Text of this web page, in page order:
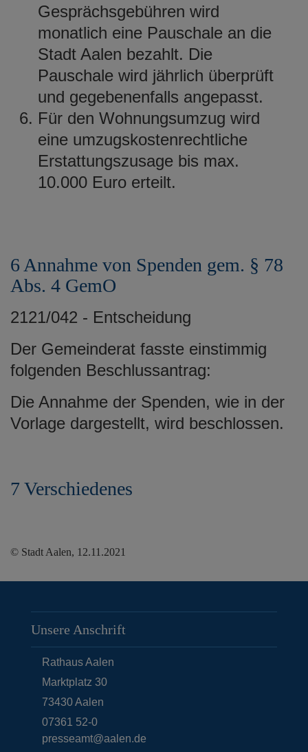
Gesprächsgebühren wird
monatlich eine Pauschale an die
Stadt Aalen bezahlt. Die
Pauschale wird jährlich überprüft
und gegebenenfalls angepasst.
Für den Wohnungsumzug wird
eine umzugskostenrechtliche
Erstattungszusage bis max.
10.000 Euro erteilt.
6 Annahme von Spenden gem. § 78
Abs. 4 GemO
2121/042 - Entscheidung
Der Gemeinderat fasste einstimmig
folgenden Beschlussantrag:
Die Annahme der Spenden, wie in der
Vorlage dargestellt, wird beschlossen.
7 Verschiedenes
© Stadt Aalen, 12.11.2021
Unsere Anschrift
Rathaus Aalen
Marktplatz 30
73430Aalen
07361 52-0
presseamt@aalen.de